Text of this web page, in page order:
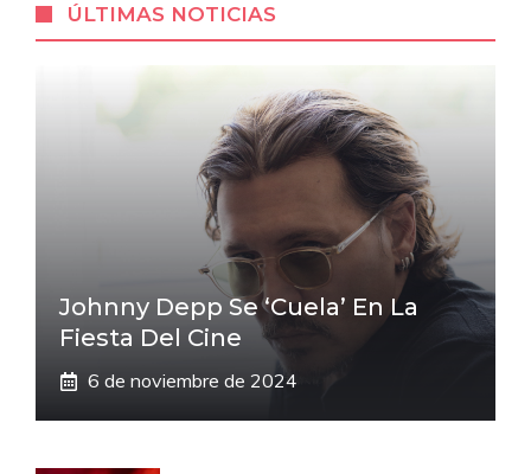
ÚLTIMAS NOTICIAS
Johnny Depp Se ‘cuela’ En La
Fiesta Del Cine
6 de noviembre de 2024